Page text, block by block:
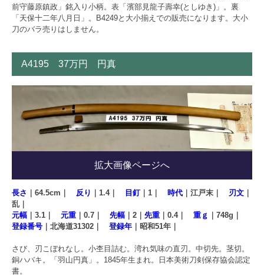
前守藤原鎮政」銘入り小柄。表「濱部見龍子壽幸(としゆき)」。裏
「天保十二年八月日」。B4249と大小揃えでの販売になります。大小
刀のバラ売りはしません。
A4195 37万円 円真
拡大画像ページへ
長さ ｜64.5cm｜ 反り ｜1.4｜ 目釘 ｜1｜ 時代 ｜江戸末｜ 刃文 ｜
乱｜
元幅 ｜3.1｜ 元重 ｜0.7｜ 先幅 ｜2｜ 先重 ｜0.4｜ 重ｇ ｜748g｜
登録番号 ｜北海道31302｜ 登録年 ｜昭和51年｜
さび、刃こぼれなし。小杢目詰む。湾れ気味の直刃。中切先。茎切。
銅ハバキ。「羽山円真」。1845年生まれ。日本美術刀剣保存協会認定
書。